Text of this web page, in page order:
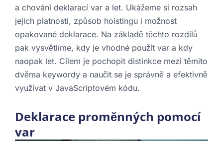
a chování deklarací var a let. Ukážeme si rozsah
jejich platnosti, způsob hoistingu i možnost
opakované deklarace. Na základě těchto rozdílů
pak vysvětlíme, kdy je vhodné použít var a kdy
naopak let. Cílem je pochopit distinkce mezi těmito
dvěma keywordy a naučit se je správně a efektivně
využívat v JavaScriptovém kódu.
Deklarace proměnných pomocí
var